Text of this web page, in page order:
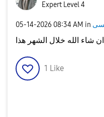
Expert Level 4
‎05-14-2026 08:34 AM in
ان شاء الله خلال الشهر هذا
1 Like